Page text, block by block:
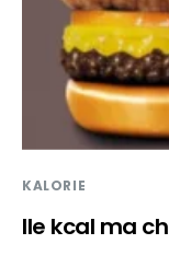
KALORIE
Ile kcal ma